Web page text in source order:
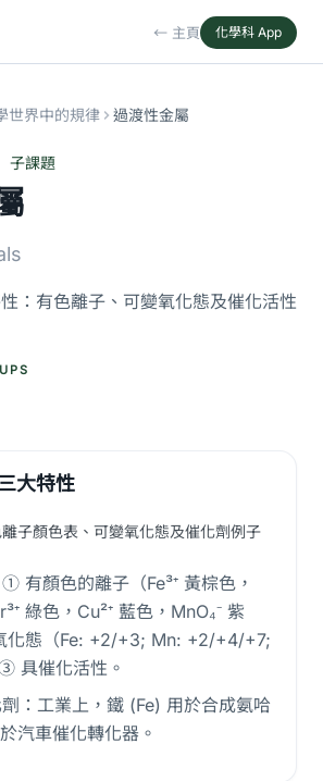
← 主頁 化學科 App
世界中的規律 過渡性金屬
子課題
：有色離子、可變氧化態及催化活性
大特性
子顏色表、可變氧化態及催化劑例子
有顏色的離子（Fe³⁺ 黃棕色，
綠色，Cu²⁺ 藍色，MnO₄⁻ 紫
化態（Fe: +2/+3; Mn: +2/+4/+7;
具催化活性。
：工業上，鐵 (Fe) 用於合成氨哈
汽車催化轉化器。